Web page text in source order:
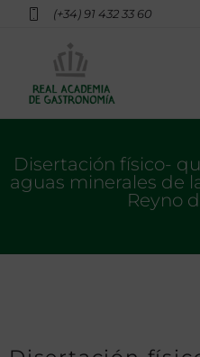
(+34) 91 432 33 60
Disertación físico-
aguas minerales de
Reyno